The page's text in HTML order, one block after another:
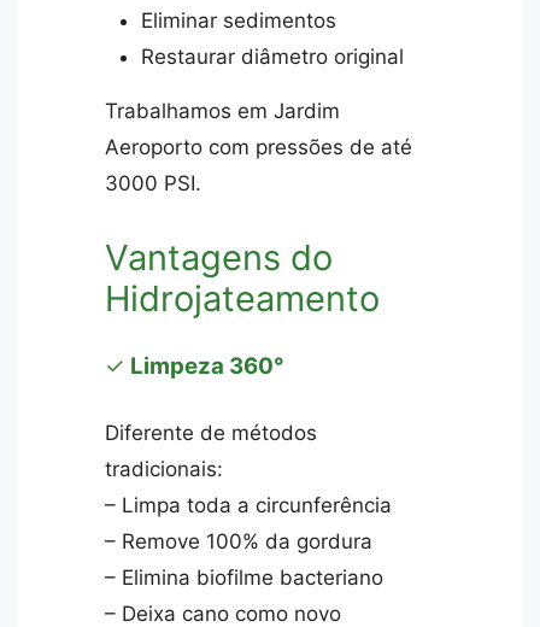
Eliminar sedimentos
Restaurar diâmetro original
Trabalhamos em Jardim
Aeroporto com pressões de até
3000 PSI.
Vantagens do
Hidrojateamento
✓ Limpeza 360°
Diferente de métodos
tradicionais:
– Limpa toda a circunferência
– Remove 100% da gordura
– Elimina biofilme bacteriano
– Deixa cano como novo